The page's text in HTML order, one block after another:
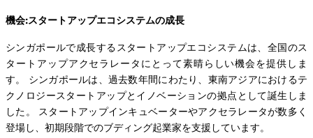
機会:スタートアップエコシステムの成長
シンガポールで成長するスタートアップエコシステムは、全国のス
タートアップアクセラレータにとって素晴らしい機会を提供しま
す。 シンガポールは、過去数年間にわたり、東南アジアにおけるテ
クノロジースタートアップとイノベーションの拠点として誕生しま
した。 スタートアップインキュベーターやアクセラレータが数多く
登場し、初期段階でのブディング起業家を支援しています。